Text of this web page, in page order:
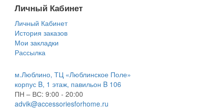
Личный Кабинет
Личный Кабинет
История заказов
Мои закладки
Рассылка
м.Люблино, ТЦ «Люблинское Поле»
корпус B, 1 этаж, павильон B 106
ПН – ВС: 9:00 - 20:00
advik@accessoriesforhome.ru